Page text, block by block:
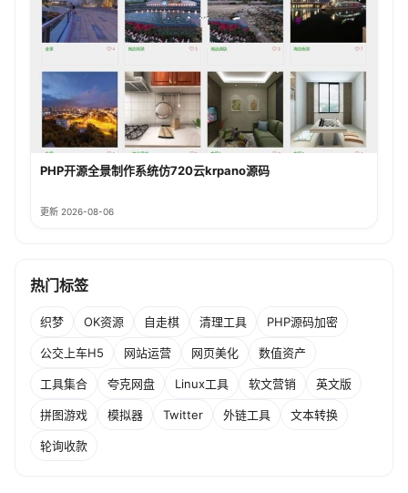
PHP开源全景制作系统仿720云krpano源码
更新 2026-08-06
热门标签
织梦 OK资源 自走棋 清理工具 PHP源码加密
公交上车H5 网站运营 网页美化 数值资产
工具集合 夸克网盘 Linux工具 软文营销 英文版
拼图游戏 模拟器 Twitter 外链工具 文本转换
轮询收款